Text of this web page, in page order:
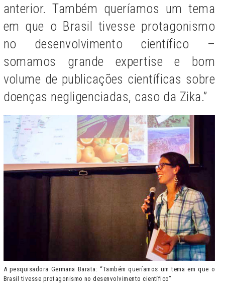
anterior. Também queríamos um tema
em que o Brasil tivesse protagonismo
no desenvolvimento científico –
somamos grande expertise e bom
volume de publicações científicas sobre
doenças negligenciadas, caso da Zika.”
A pesquisadora Germana Barata: “Também queríamos um tema em que o
Brasil tivesse protagonismo no desenvolvimento científico”